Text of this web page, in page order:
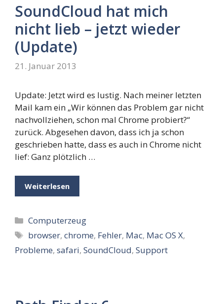
SoundCloud hat mich
nicht lieb – jetzt wieder
(Update)
21. Januar 2013
Update: Jetzt wird es lustig. Nach meiner letzten
Mail kam ein „Wir können das Problem gar nicht
nachvollziehen, schon mal Chrome probiert?“
zurück. Abgesehen davon, dass ich ja schon
geschrieben hatte, dass es auch in Chrome nicht
lief: Ganz plötzlich …
Weiterlesen
Kategorien
Computerzeug
Schlagwörter
browser,chrome, Fehler, Mac, Mac OS X,
Probleme, safari, SoundCloud, Support